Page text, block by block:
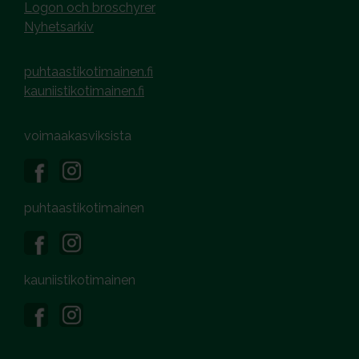
Logon och broschyrer
Nyhetsarkiv
puhtaastikotimainen.fi
kauniistikotimainen.fi
voimaakasviksista
puhtaastikotimainen
kauniistikotimainen